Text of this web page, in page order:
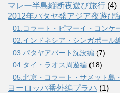
マレー半島縦断夜遊び旅行 (4)
2012年パタヤ発アジア夜遊び
01.コラート・ピマーイ・コンケ
02.インドネシア・シンガポール
03.パタヤアパート沈没編 (7)
04.タイ・ラオス周遊編 (18)
05.北京・コラート・サメット島
ヨーロッパ番外編プラハ (1)